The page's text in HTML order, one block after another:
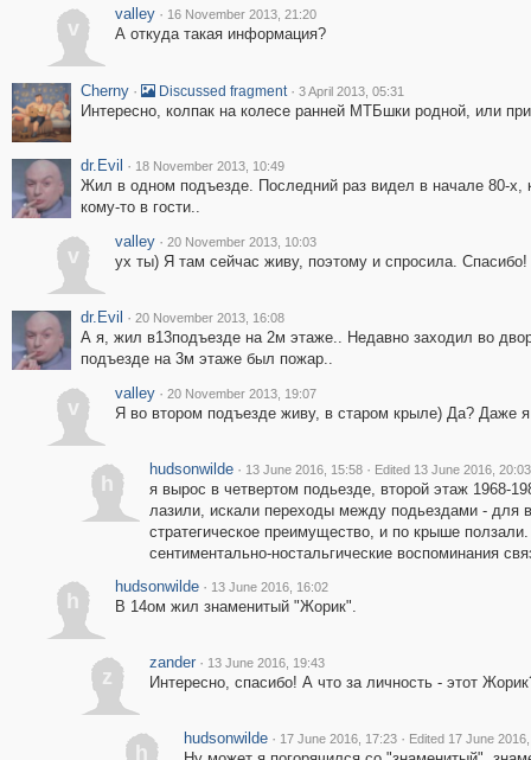
v
valley · 16 November 2013, 21:20
А откуда такая информация?
Cherny · Discussed fragment · 3 April 2013, 05:31
Интересно, колпак на колесе ранней МТБшки родной, или
dr.Evil · 18 November 2013, 10:49
Жил в одном подъезде. Последний раз видел в начале 80-х,
кому-то в гости..
v
valley · 20 November 2013, 10:03
ух ты) Я там сейчас живу, поэтому и спросила. Спасибо!
dr.Evil · 20 November 2013, 16:08
А я, жил в13подъезде на 2м этаже.. Недавно заходил во
подъезде на 3м этаже был пожар..
v
valley · 20 November 2013, 19:07
Я во втором подъезде живу, в старом крыле) Да? Даже
h
hudsonwilde · 13 June 2016, 15:58 · Edited 13 June 2016, 20:03
я вырос в четвертом подьезде, второй этаж 1968-
лазили, искали переходы между подьездами - для
стратегическое преимущество, и по крыше
сентиментально-ностальгические воспоминания
h
hudsonwilde · 13 June 2016, 16:02
В 14ом жил знаменитый "Жорик".
z
zander · 13 June 2016, 19:43
Интересно, спасибо! А что за личность - этот
h
hudsonwilde · 17 June 2016, 17:23 · Edited 17 June